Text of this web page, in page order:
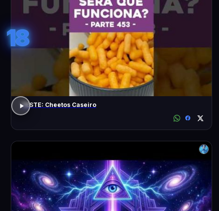
18
TESTE: Cheetos Caseiro